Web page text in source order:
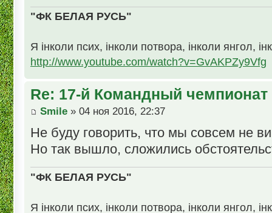
"ФК БЕЛАЯ РУСЬ"
Я інколи псих, інколи потвора, інколи янгол,
http://www.youtube.com/watch?v=GvAKPZy9Vfg
Re: 17-й Командный чемпионат
Smile » 04 ноя 2016, 22:37
Не буду говорить, что мы совсем не
Но так вышло, сложились
"ФК БЕЛАЯ РУСЬ"
Я інколи псих, інколи потвора, інколи янгол,